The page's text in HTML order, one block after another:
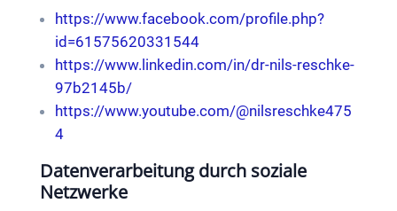
https://www.facebook.com/profile.php?
id=61575620331544
https://www.linkedin.com/in/dr-nils-reschke-
97b2145b/
https://www.youtube.com/@nilsreschke475
4
Datenverarbeitung durch soziale
Netzwerke